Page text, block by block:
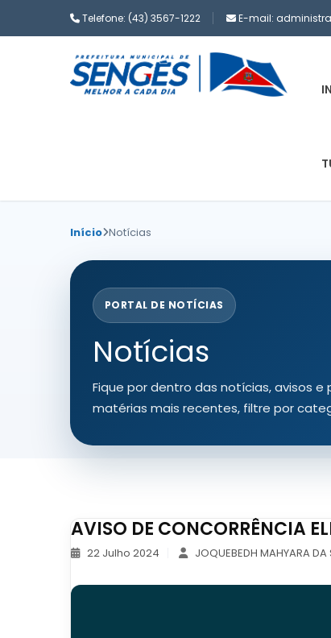
Telefone: (43) 3567-1222 E-mail:
Início Notícias
PORTAL DE NOTÍCIAS
Notícias
Fique por dentro das notícias, avisos
matérias mais recentes, filtre por
AVISO DE CONCORRÊNCIA
22 Julho 2024 JOQUEBEDH MAHYARA DA